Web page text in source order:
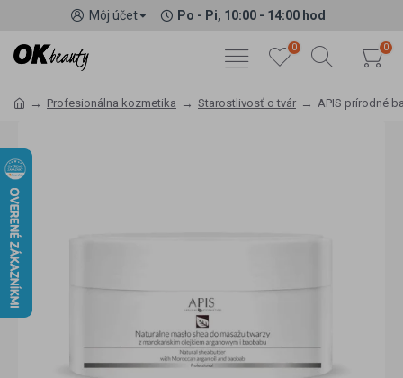
Môj účet Po - Pi, 10:00 - 14:00 hod
0 0
Profesionálna kozmetika Starostlivosť o tvár APIS prírodné